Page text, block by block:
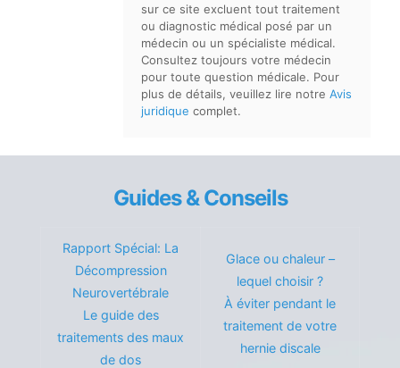
sur ce site excluent tout traitement
ou diagnostic médical posé par un
médecin ou un spécialiste médical.
Consultez toujours votre médecin
pour toute question médicale. Pour
plus de détails, veuillez lire notre Avis
juridique complet.
Guides & Conseils
Rapport Spécial: La
Décompression
Neurovertébrale
Le guide des
traitements des maux
de dos
Glace ou chaleur –
lequel choisir ?
À éviter pendant le
traitement de votre
hernie discale